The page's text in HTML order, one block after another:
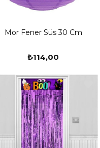
Mor Fener Süs 30 Cm
₺114,00